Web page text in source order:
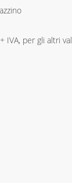
per gli altri